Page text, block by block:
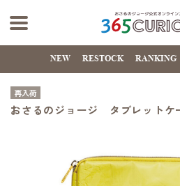
おさるの
ジ公式オ
NEW RESTOCK RANKING
再入荷
おさるのジョージ タブレット